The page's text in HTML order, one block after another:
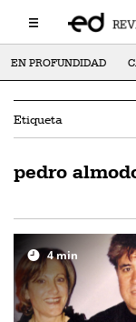
EN PROFUNDIDAD
Etiqueta
pedro
4min